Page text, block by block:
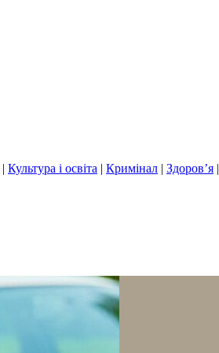
| Культура і освіта | Кримінал | Здоров’я |